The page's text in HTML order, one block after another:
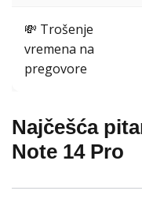
💸 Trošenje
vremena na
pregovore
Najčešća
Note 14 Pro